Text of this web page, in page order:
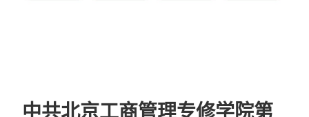
中共北京工商管理专修学院第